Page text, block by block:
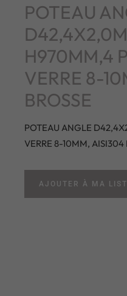
POTEAU
H970MM,4
VERRE 8-
BROSSE
POTEAU ANGLE
VERRE 8-10MM, AISI304
AJOUTER À MA